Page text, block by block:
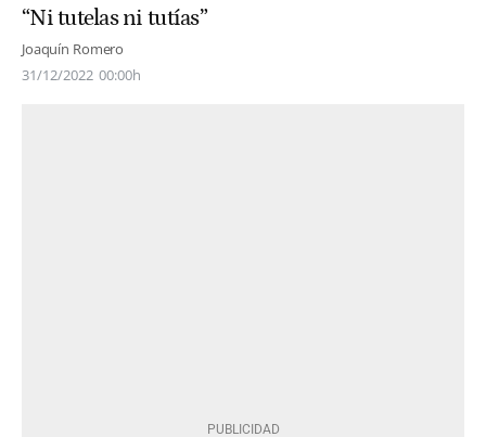
“Ni tutelas ni tutías”
Joaquín Romero
31/12/2022 00:00h